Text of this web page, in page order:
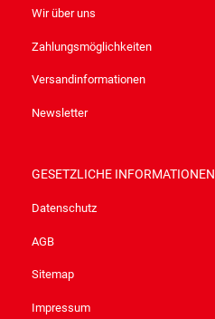
Wir über uns
Zahlungsmöglichkeiten
Versandinformationen
Newsletter
GESETZLICHE INFORMATIONEN
Datenschutz
AGB
Sitemap
Impressum